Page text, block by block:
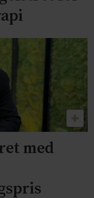
med